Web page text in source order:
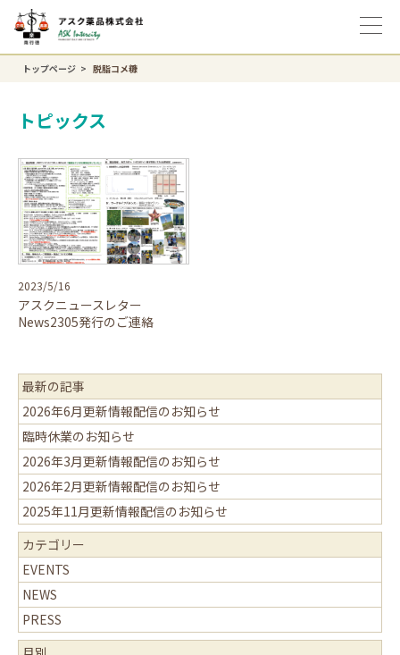
トップページ 脱脂コメ糠
トピックス
2023/5/16
アスクニュースレター
News2305発行のご連絡
最新の記事
2026年6月更新情報配信のお知らせ
臨時休業のお知らせ
2026年3月更新情報配信のお知らせ
2026年2月更新情報配信のお知らせ
2025年11月更新情報配信のお知らせ
カテゴリー
EVENTS
NEWS
PRESS